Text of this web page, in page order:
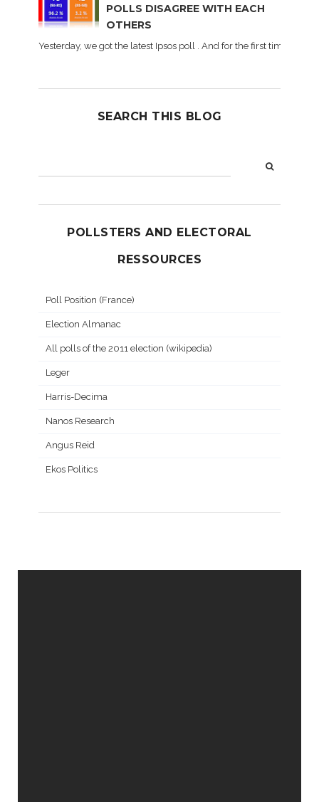
POLLS DISAGREE WITH EACH
OTHERS
Yesterday, we got the latest Ipsos poll . And for the first time
SEARCH THIS BLOG
POLLSTERS AND ELECTORAL
RESSOURCES
Poll Position (France)
Election Almanac
All polls of the 2011 election (wikipedia)
Leger
Harris-Decima
Nanos Research
Angus Reid
Ekos Politics